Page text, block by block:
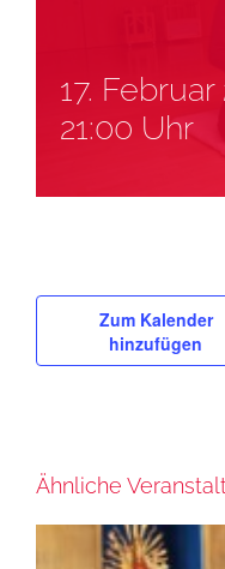
17.
21:00 Uhr
Zum Kalender
hinzufügen
Ähnliche